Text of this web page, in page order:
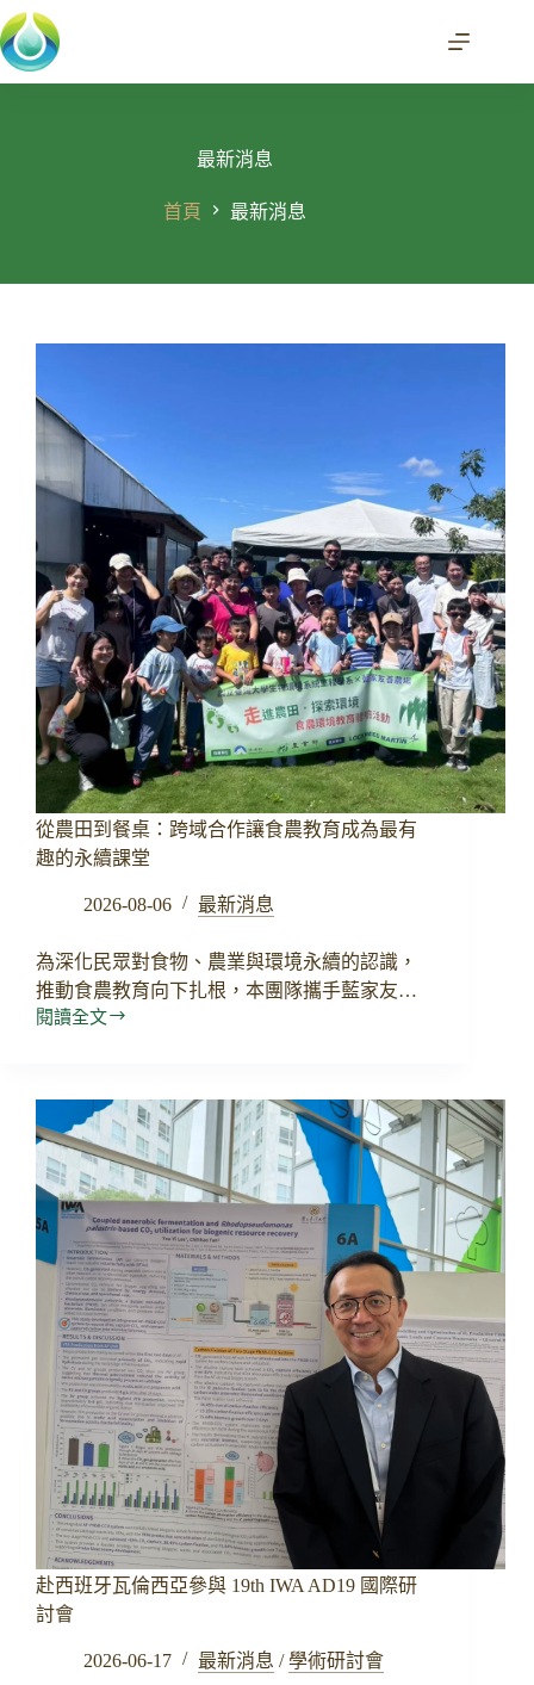
跳
至
主
最新消息
首頁 最新消息
從農田到餐桌：跨域合作讓食農教育成為最有
趣的永續課堂
2026-08-06 最新消息
為深化民眾對食物、農業與環境永續的認識，
推動食農教育向下扎根，本團隊攜手藍家友…
閱讀全文
從
到
餐
桌：
跨
域
合
永
續
課
堂
赴西班牙瓦倫西亞參與 19th IWA AD19 國際研
討會
2026-06-17 最新消息 /學術研討會